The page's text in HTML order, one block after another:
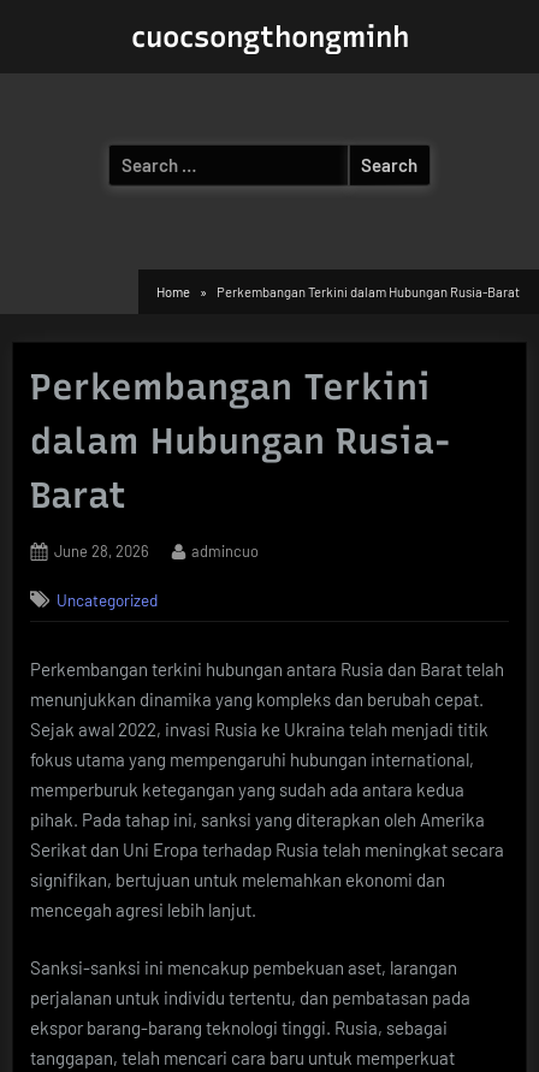
cuocsongthongminh
Search
for:
Home Perkembangan Terkini dalam Hubungan Rusia-Barat
Perkembangan Terkini
dalam Hubungan Rusia-
Barat
Posted
June 28, 2026 By
admincuo
Uncategorized
Perkembangan terkini hubungan antara Rusia dan Barat telah
menunjukkan dinamika yang kompleks dan berubah cepat.
Sejak awal 2022, invasi Rusia ke Ukraina telah menjadi titik
fokus utama yang mempengaruhi hubungan international,
memperburuk ketegangan yang sudah ada antara kedua
pihak. Pada tahap ini, sanksi yang diterapkan oleh Amerika
Serikat dan Uni Eropa terhadap Rusia telah meningkat secara
signifikan, bertujuan untuk melemahkan ekonomi dan
mencegah agresi lebih lanjut.
Sanksi-sanksi ini mencakup pembekuan aset, larangan
perjalanan untuk individu tertentu, dan pembatasan pada
ekspor barang-barang teknologi tinggi. Rusia, sebagai
tanggapan, telah mencari cara baru untuk memperkuat